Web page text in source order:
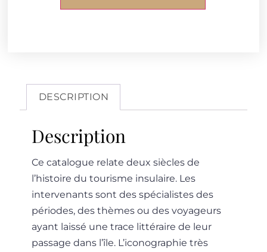
DESCRIPTION
Description
Ce catalogue relate deux siècles de
l’histoire du tourisme insulaire. Les
intervenants sont des spécialistes des
périodes, des thèmes ou des voyageurs
ayant laissé une trace littéraire de leur
passage dans l’île. L’iconographie très